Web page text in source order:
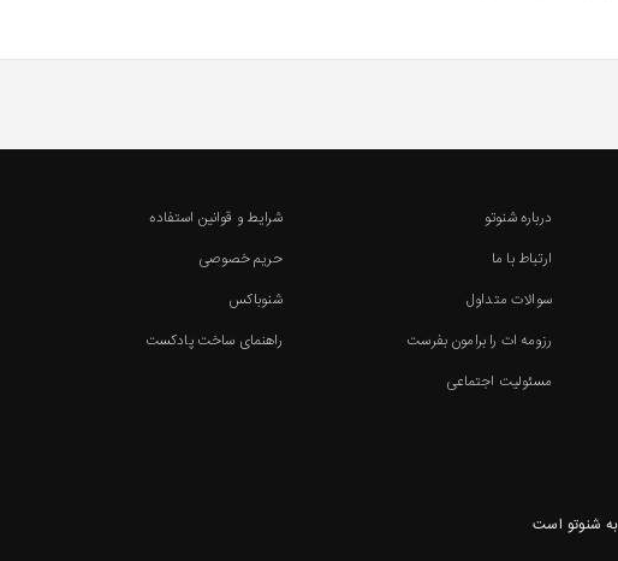
درباره شنوتو
ارتباط با ما
سوالات متداول
رزومه ات را برامون بفرست
مسئولیت اجتماعی
شرایط و قوانین استفاده
حریم خصوصی
شنوباکس
راهنمای ساخت پادکست
شنوتو است